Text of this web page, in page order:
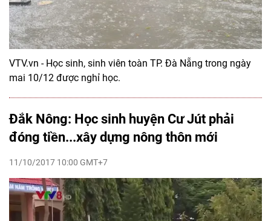
VTV.vn - Học sinh, sinh viên toàn TP. Đà Nẵng trong ngày
mai 10/12 được nghỉ học.
Đắk Nông: Học sinh huyện Cư Jút phải
đóng tiền...xây dựng nông thôn mới
11/10/2017 10:00 GMT+7